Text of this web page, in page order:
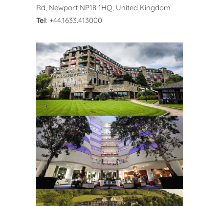
Rd, Newport NP18 1HQ, United Kingdom
Tel: +44.1633.413000